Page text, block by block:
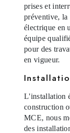
prises et
préventive, la
électrique en
équipe
pour des
en vigueur.
L'installation
construction
MCE, nous
des